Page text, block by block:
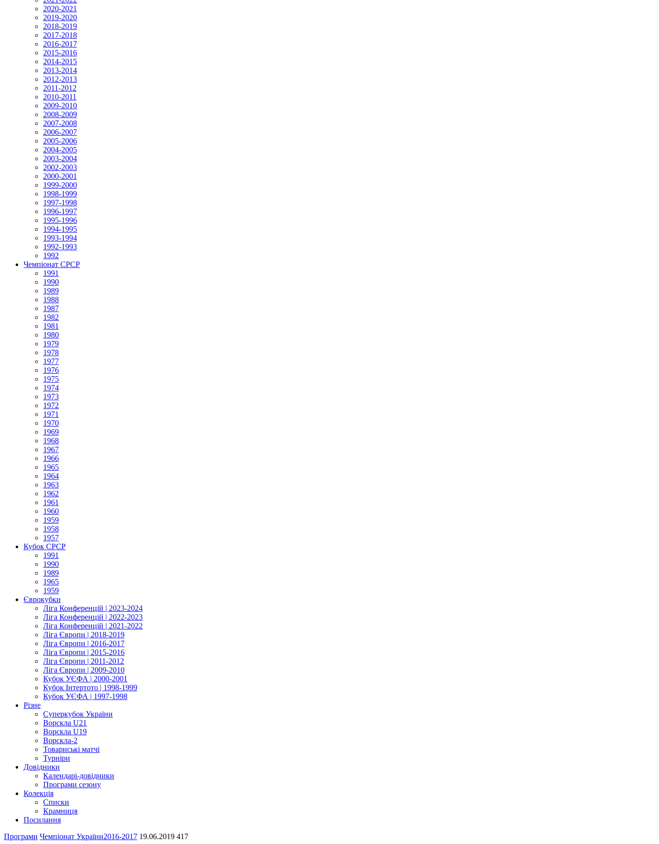
2020-2021
2019-2020
2018-2019
2017-2018
2016-2017
2015-2016
2014-2015
2013-2014
2012-2013
2011-2012
2010-2011
2009-2010
2008-2009
2007-2008
2006-2007
2005-2006
2004-2005
2003-2004
2002-2003
2000-2001
1999-2000
1998-1999
1997-1998
1996-1997
1995-1996
1994-1995
1993-1994
1992-1993
1992
Чемпіонат СРСР
1991
1990
1989
1988
1987
1982
1981
1980
1979
1978
1977
1976
1975
1974
1973
1972
1971
1970
1969
1968
1967
1966
1965
1964
1963
1962
1961
1960
1959
1958
1957
Кубок СРСР
1991
1990
1989
1965
1959
Єврокубки
Ліга Конференцій | 2023-2024
Ліга Конференцій | 2022-2023
Ліга Конференцій | 2021-2022
Ліга Європи | 2018-2019
Ліга Європи | 2016-2017
Ліга Європи | 2015-2016
Ліга Європи | 2011-2012
Ліга Європи | 2009-2010
Кубок УЄФА | 2000-2001
Кубок Інтертото | 1998-1999
Кубок УЄФА | 1997-1998
Різне
Суперкубок України
Ворскла U21
Ворскла U19
Ворскла-2
Товариські матчі
Турніри
Довідники
Календарі-довідники
Програми сезону
Колекція
Списки
Крамниця
Посилання
Програми Чемпіонат України2016-2017 19.06.2019 417